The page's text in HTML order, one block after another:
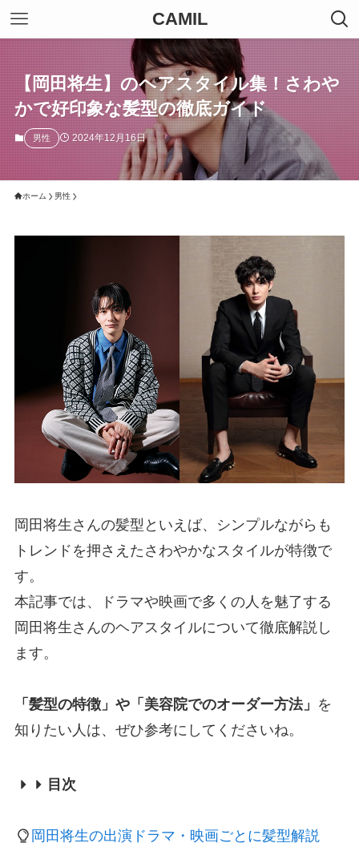
CAMIL
【岡田将生】のヘアスタイル集！さわや
かで好印象な髪型の徹底ガイド
男性 2024年12月16日
ホーム 男性
岡田将生さんの髪型といえば、シンプルながらも
トレンドを押さえたさわやかなスタイルが特徴で
す。
本記事では、ドラマや映画で多くの人を魅了する
岡田将生さんのヘアスタイルについて徹底解説し
ます。
「髪型の特徴」や「美容院でのオーダー方法」 を
知りたい人は、ぜひ参考にしてくださいね。
目次
岡田将生の出演ドラマ・映画ごとに髪型解説